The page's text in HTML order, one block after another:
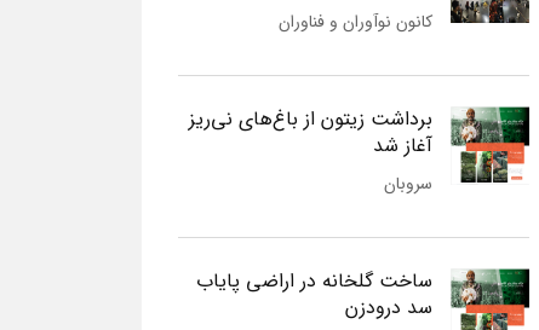
کانون نوآوران و فناوران
برداشت زیتون از باغ‌های نی‌ریز
آغاز شد
سروبان
ساخت گلخانه در اراضی پایاب
سد درودزن